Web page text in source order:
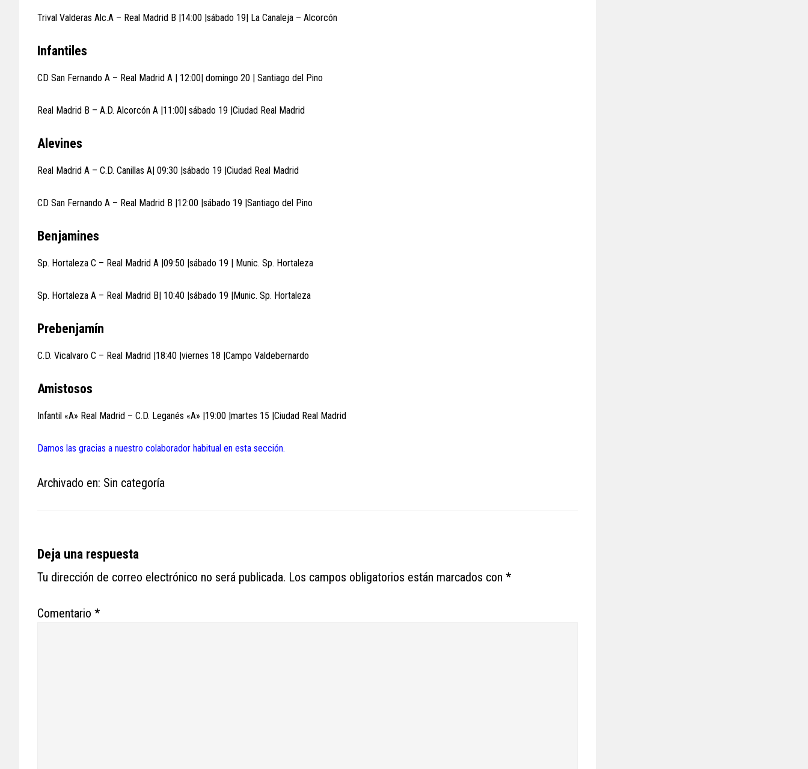
Trival Valderas Alc.A – Real Madrid B |14:00 |sábado 19| La Canaleja – Alcorcón
Infantiles
CD San Fernando A – Real Madrid A | 12:00| domingo 20 | Santiago del Pino
Real Madrid B – A.D. Alcorcón A |11:00| sábado 19 |Ciudad Real Madrid
Alevines
Real Madrid A – C.D. Canillas A| 09:30 |sábado 19 |Ciudad Real Madrid
CD San Fernando A – Real Madrid B |12:00 |sábado 19 |Santiago del Pino
Benjamines
Sp. Hortaleza C – Real Madrid A |09:50 |sábado 19 | Munic. Sp. Hortaleza
Sp. Hortaleza A – Real Madrid B| 10:40 |sábado 19 |Munic. Sp. Hortaleza
Prebenjamín
C.D. Vicalvaro C – Real Madrid |18:40 |viernes 18 |Campo Valdebernardo
Amistosos
Infantil «A» Real Madrid – C.D. Leganés «A» |19:00 |martes 15 |Ciudad Real Madrid
Damos las gracias a nuestro colaborador habitual en esta sección.
Archivado en: Sin categoría
Reader
Interactions
Deja una respuesta
Tu dirección de correo electrónico no será publicada. Los campos obligatorios están marcados con *
Comentario *